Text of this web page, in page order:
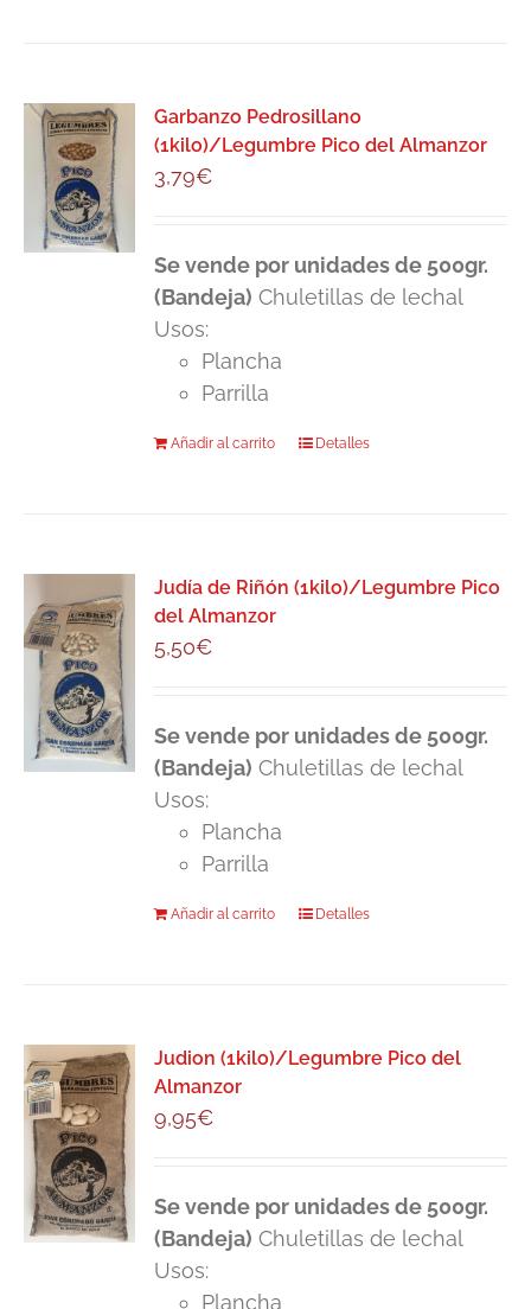
Garbanzo Pedrosillano
(1kilo)/Legumbre Pico del Almanzor
3,79€
Se vende por unidades de 500gr.
(Bandeja) Chuletillas de lechal
Usos:
Plancha
Parrilla
Añadir al carrito Detalles
Judía de Riñón (1kilo)/Legumbre Pico
del Almanzor
5,50€
Se vende por unidades de 500gr.
(Bandeja) Chuletillas de lechal
Usos:
Plancha
Parrilla
Añadir al carrito Detalles
Judion (1kilo)/Legumbre Pico del
Almanzor
9,95€
Se vende por unidades de 500gr.
(Bandeja) Chuletillas de lechal
Usos:
Plancha